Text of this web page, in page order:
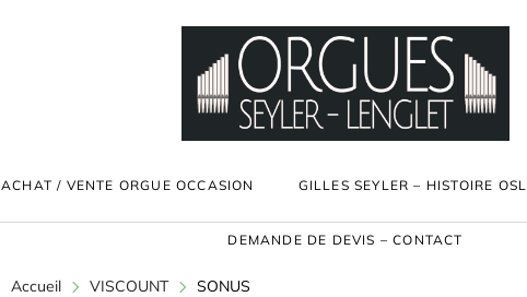
ACHAT / VENTE ORGUE OCCASION GILLES SEYLER – HISTOIRE OSL
DEMANDE DE DEVIS – CONTACT
Accueil VISCOUNT SONUS